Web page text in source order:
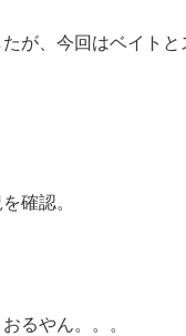
が、今回はベイトと
確認。
るやん。。。